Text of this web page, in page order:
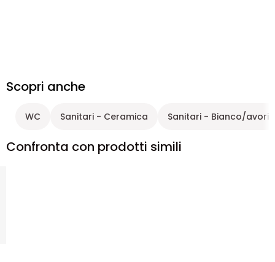
Scopri anche
WC Sanitari - Ceramica Sanitari - Bianco/avorio
Confronta con prodotti simili